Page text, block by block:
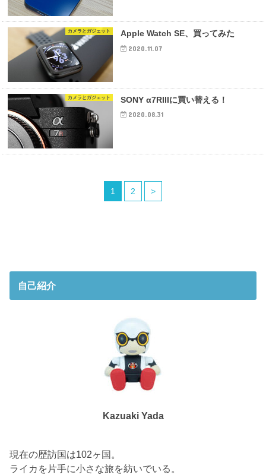
カメラとガジェット Apple Watch SE、買ってみた
2020.11.07
カメラとガジェット SONY α7RIIIに買い替える！
2020.08.31
1 2 >
自己紹介
Kazuaki Yada
現在の歴訪国は102ヶ国。
ライカを片手に小さな旅を紡いでいる。